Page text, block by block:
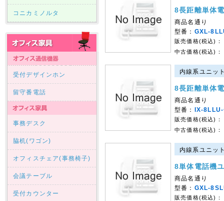
コニカミノルタ
受付デザインホン
留守番電話
事務デスク
脇机(ワゴン)
オフィスチェア(事務椅子)
会議テーブル
受付カウンター
8長距離単体
商品名通り
型番： GXL-
販売価格(税込)：
中古価格(税込)：
内線系ユニッ
8長距離単体
商品名通り
型番：
IX-
販売価格(税込)：
中古価格(税込)：
内線系ユニッ
8単体電話機
商品名通り
型番： GXL-
販売価格(税込)：